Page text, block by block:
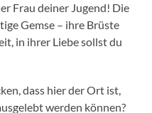
Frau deiner Jugend! Die
Gemse – ihre Brüste
in ihrer Liebe sollst du
dass hier der Ort ist,
werden können?